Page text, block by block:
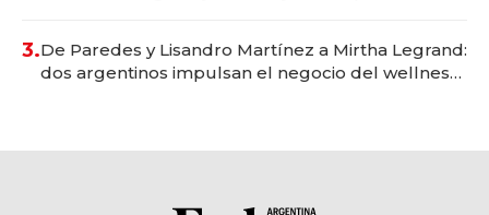
3.De Paredes y Lisandro Martínez a Mirtha Legrand:
dos argentinos impulsan el negocio del wellness